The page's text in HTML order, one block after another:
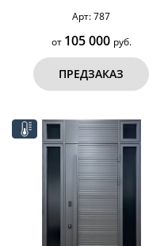
Арт: 787
от 105 000 руб.
ПРЕДЗАКАЗ